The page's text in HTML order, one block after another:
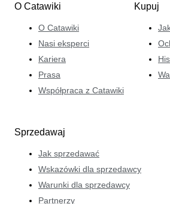
O Catawiki
O Catawiki
Nasi eksperci
Kariera
Prasa
Współpraca z Catawiki
Kupuj
Sprzedawaj
Jak sprzedawać
Wskazówki dla sprzedawcy
Warunki dla sprzedawcy
Partnerzy